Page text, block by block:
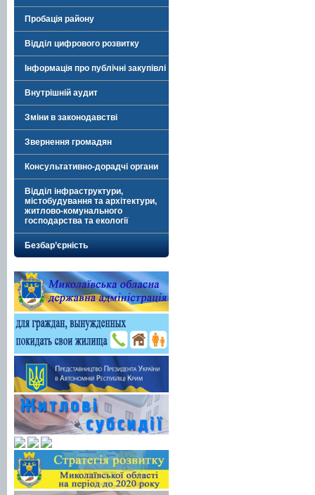
Пробація району
Відділ цифрового розвитку
Інформація про публічні закупівлі
Внутрішній аудит
Зміни в законодавстві
Звернення громадян
Консультативно-дорадчі органи
Відділ інфраструктури,
містобудування та архітектури,
житлово-комунального
господарства та екології
Безбар’єрність